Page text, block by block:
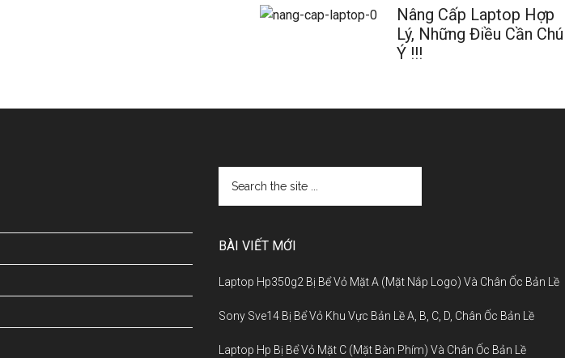
Nâng Cấp Laptop Hợp
Lý, Những Điều Cần Chú
Ý !!!
BÀI VIẾT MỚI
Laptop Hp350g2 Bị Bể Vỏ Mặt A (Mặt Nắp Logo) Và Chân Ốc Bản Lề
Sony Sve14 Bị Bể Vỏ Khu Vực Bản Lề A, B, C, D, Chân Ốc Bản Lề
Laptop Hp Bị Bể Vỏ Mặt C (Mặt Bàn Phím) Và Chân Ốc Bản Lề